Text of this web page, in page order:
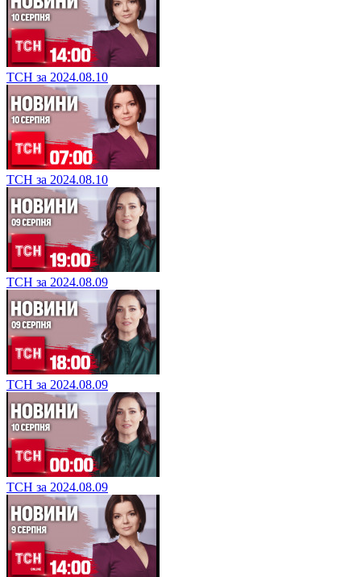
ТСН за 2024.08.10
ТСН за 2024.08.10
ТСН за 2024.08.09
ТСН за 2024.08.09
ТСН за 2024.08.09